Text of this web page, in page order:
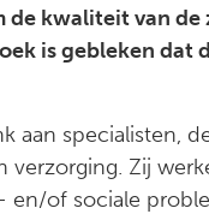
kwaliteit van de
is gebleken dat
aan specialisten,
Zij
en/of sociale